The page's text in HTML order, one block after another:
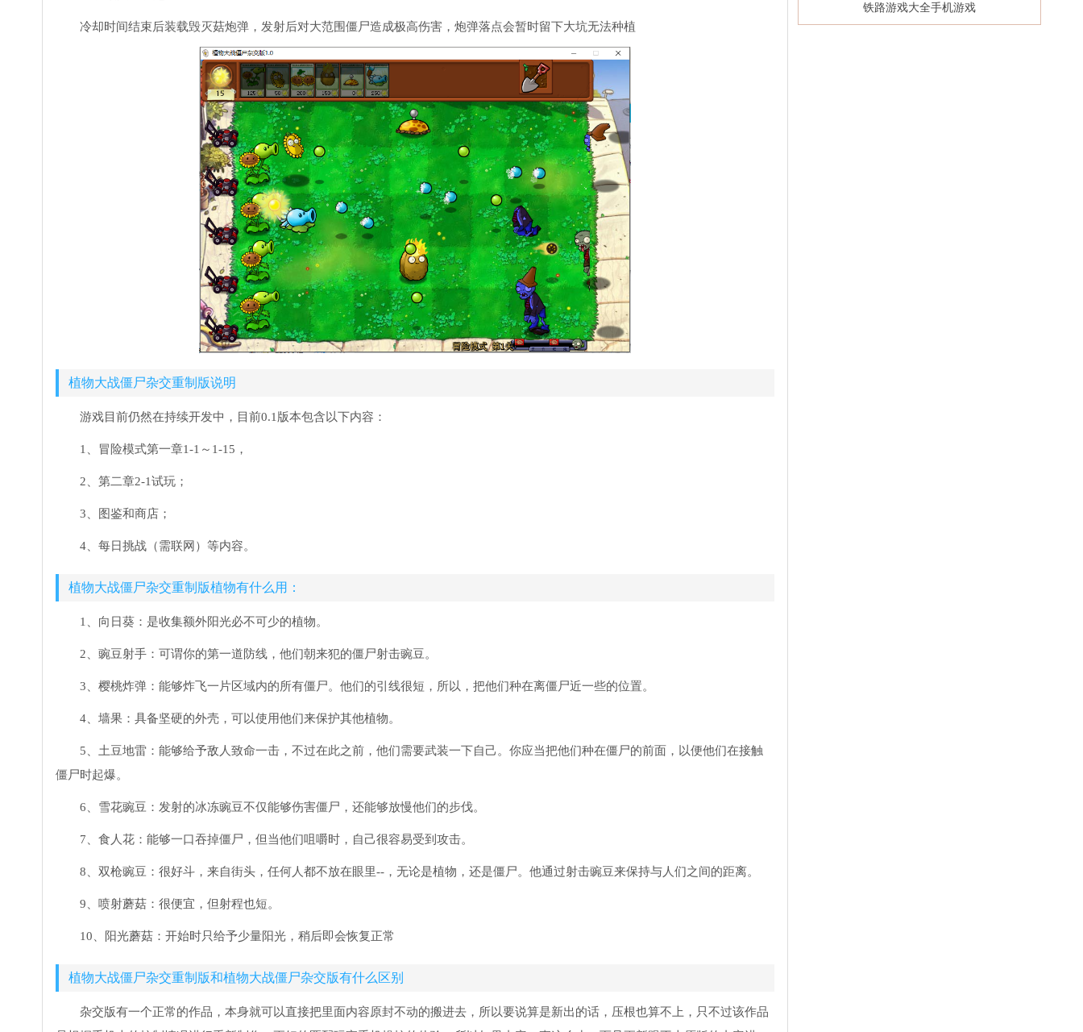
冷却时间结束后装载毁灭菇炮弹，发射后对大范围僵尸造成极高伤害，炮弹落点会暂时留下大坑无法种植
植物大战僵尸杂交重制版说明
游戏目前仍然在持续开发中，目前0.1版本包含以下内容：
1、冒险模式第一章1-1～1-15，
2、第二章2-1试玩；
3、图鉴和商店；
4、每日挑战（需联网）等内容。
植物大战僵尸杂交重制版植物有什么用：
1、向日葵：是收集额外阳光必不可少的植物。
2、豌豆射手：可谓你的第一道防线，他们朝来犯的僵尸射击豌豆。
3、樱桃炸弹：能够炸飞一片区域内的所有僵尸。他们的引线很短，所以，把他们种在离僵尸近一些的位置。
4、墙果：具备坚硬的外壳，可以使用他们来保护其他植物。
5、土豆地雷：能够给予敌人致命一击，不过在此之前，他们需要武装一下自己。你应当把他们种在僵尸的前面，以便他们在接触
僵尸时起爆。
6、雪花豌豆：发射的冰冻豌豆不仅能够伤害僵尸，还能够放慢他们的步伐。
7、食人花：能够一口吞掉僵尸，但当他们咀嚼时，自己很容易受到攻击。
8、双枪豌豆：很好斗，来自街头，任何人都不放在眼里--，无论是植物，还是僵尸。他通过射击豌豆来保持与人们之间的距离。
9、喷射蘑菇：很便宜，但射程也短。
10、阳光蘑菇：开始时只给予少量阳光，稍后即会恢复正常
植物大战僵尸杂交重制版和植物大战僵尸杂交版有什么区别
杂交版有一个正常的作品，本身就可以直接把里面内容原封不动的搬进去，所以要说算是新出的话，压根也算不上，只不过该作品
铁路游戏大全手机游戏